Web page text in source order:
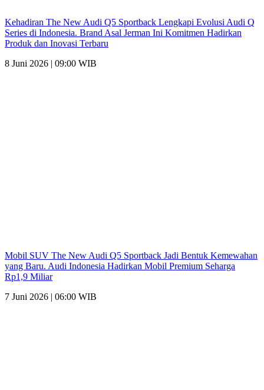
Kehadiran The New Audi Q5 Sportback Lengkapi Evolusi Audi Q
Series di Indonesia. Brand Asal Jerman Ini Komitmen Hadirkan
Produk dan Inovasi Terbaru
8 Juni 2026 | 09:00 WIB
Mobil SUV The New Audi Q5 Sportback Jadi Bentuk Kemewahan
yang Baru. Audi Indonesia Hadirkan Mobil Premium Seharga
Rp1,9 Miliar
7 Juni 2026 | 06:00 WIB